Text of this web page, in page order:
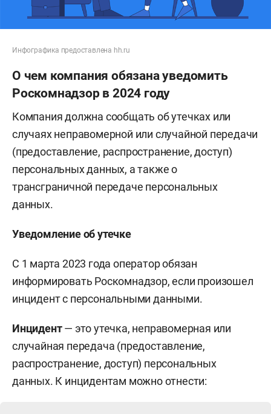
Инфографика предоставлена hh.ru
О чем компания обязана уведомить
Роскомнадзор в 2024 году
Компания должна сообщать об утечках или
случаях неправомерной или случайной передачи
(предоставление, распространение, доступ)
персональных данных, а также о
трансграничной передаче персональных
данных.
Уведомление об утечке
С 1 марта 2023 года оператор обязан
информировать Роскомнадзор, если произошел
инцидент с персональными данными.
Инцидент— это утечка, неправомерная или
случайная передача (предоставление,
распространение, доступ) персональных
данных. К инцидентам можно отнести: